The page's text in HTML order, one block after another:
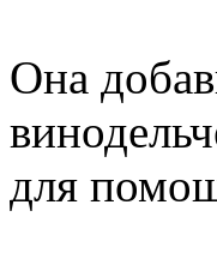
Она
для